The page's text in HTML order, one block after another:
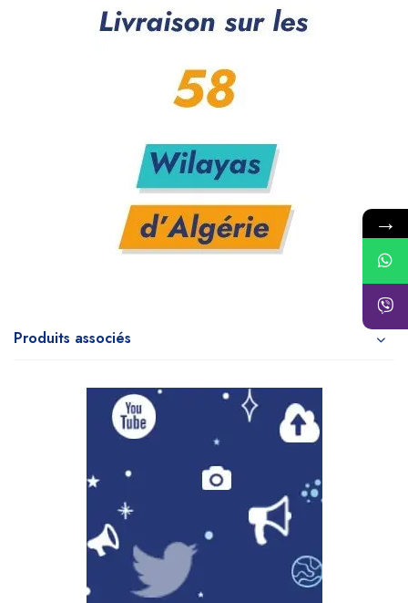
Produits associés
→